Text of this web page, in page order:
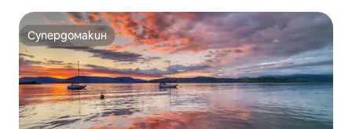
Супердомакин
Супердомакин